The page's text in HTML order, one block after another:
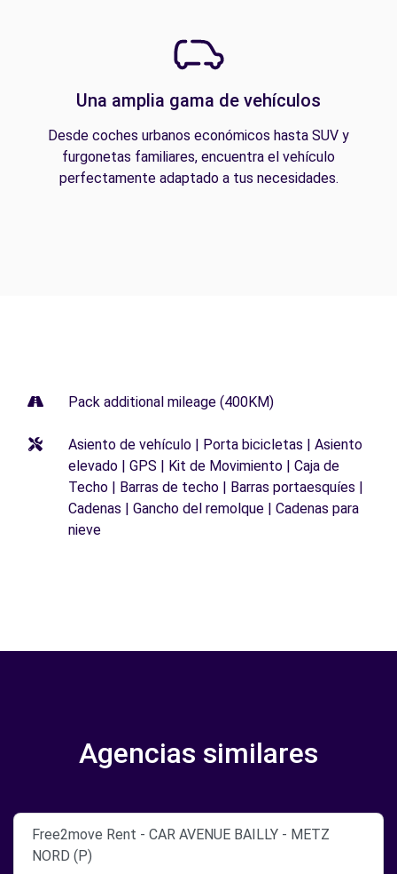
Una amplia gama de vehículos
Desde coches urbanos económicos hasta SUV y
furgonetas familiares, encuentra el vehículo
perfectamente adaptado a tus necesidades.
Pack additional mileage (400KM)
Asiento de vehículo | Porta bicicletas | Asiento
elevado | GPS | Kit de Movimiento | Caja de
Techo | Barras de techo | Barras portaesquíes |
Cadenas | Gancho del remolque | Cadenas para
nieve
Agencias similares
Free2move Rent - CAR AVENUE BAILLY - METZ
NORD (P)